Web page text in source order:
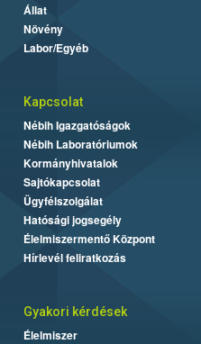
Állat
Növény
Labor/Egyéb
Kapcsolat
Nébih Igazgatóságok
Nébih Laboratóriumok
Kormányhivatalok
Sajtókapcsolat
Ügyfélszolgálat
Hatósági jogsegély
Élelmiszermentő Központ
Hírlevél feliratkozás
Gyakori kérdések
Élelmiszer